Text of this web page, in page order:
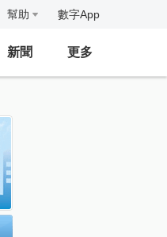
幫助 數字App
新聞 更多